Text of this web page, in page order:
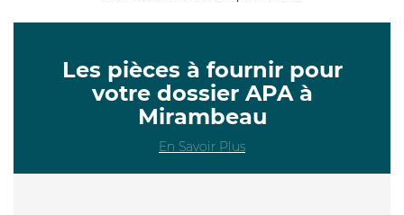
Les pièces à fournir pour
votre dossier APA à
Mirambeau
En Savoir Plus